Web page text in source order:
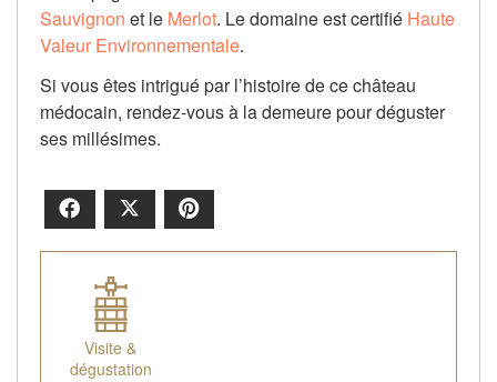
Sauvignon et le Merlot. Le domaine est certifié Haute
Valeur Environnementale.
Si vous êtes intrigué par l’histoire de ce château
médocain, rendez-vous à la demeure pour déguster
ses millésimes.
Facebook
Visite &
dégustation